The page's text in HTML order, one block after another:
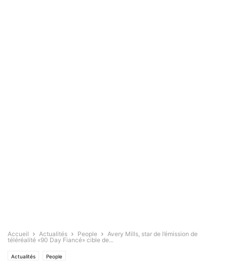
Accueil Actualités People
Avery Mills, star de l’émission de
téléréalité «90 Day Fiancé» cible de...
Actualités People